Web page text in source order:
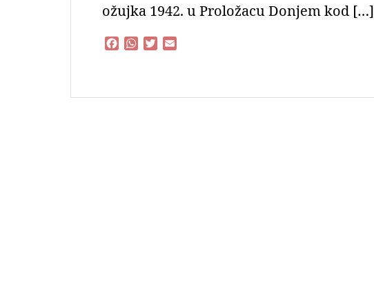
ožujka 1942. u Proložacu Donjem kod […]
b
W
s
t
l